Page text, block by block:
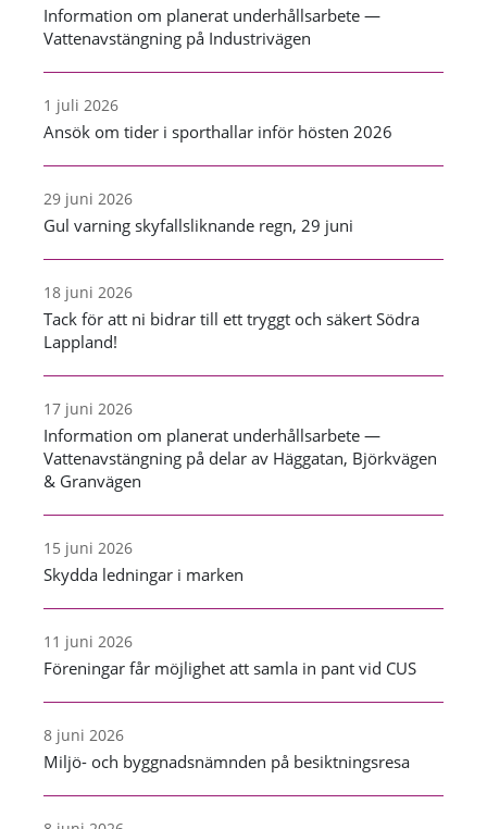
Information om planerat underhållsarbete —
Vattenavstängning på Industrivägen
1 juli 2026
Ansök om tider i sporthallar inför hösten 2026
29 juni 2026
Gul varning skyfallsliknande regn, 29 juni
18 juni 2026
Tack för att ni bidrar till ett tryggt och säkert Södra
Lappland!
17 juni 2026
Information om planerat underhållsarbete —
Vattenavstängning på delar av Häggatan, Björkvägen
& Granvägen
15 juni 2026
Skydda ledningar i marken
11 juni 2026
Föreningar får möjlighet att samla in pant vid CUS
8 juni 2026
Miljö- och byggnadsnämnden på besiktningsresa